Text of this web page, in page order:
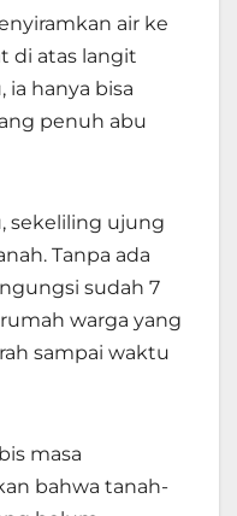
air ke
di atas langit
hanya bisa
penuh abu
sekeliling ujung
Tanpa ada
sudah 7
warga yang
sampai waktu
masa
bahwa tanah-